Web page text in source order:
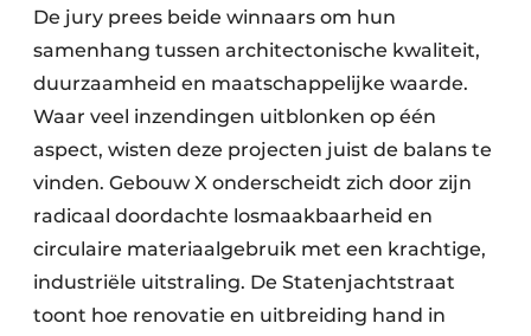
De jury prees beide winnaars om hun
samenhang tussen architectonische kwaliteit,
duurzaamheid en maatschappelijke waarde.
Waar veel inzendingen uitblonken op één
aspect, wisten deze projecten juist de balans te
vinden. Gebouw X onderscheidt zich door zijn
radicaal doordachte losmaakbaarheid en
circulaire materiaalgebruik met een krachtige,
industriële uitstraling. De Statenjachtstraat
toont hoe renovatie en uitbreiding hand in